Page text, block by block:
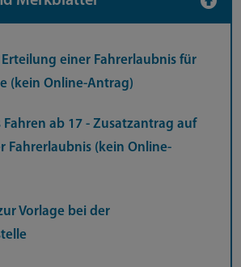
einer Fahrerlaubnis für
(kein Online-Antrag)
Fahren ab 17 - Zusatzantrag auf
Fahrerlaubnis (kein Online-
Vorlage bei der